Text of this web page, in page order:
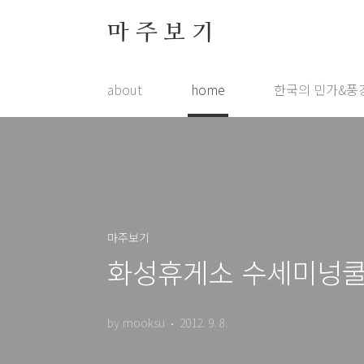
마 주 보 기
about home 한국의 민가&풍
마주보기
화성휴게소 수세미넝
by mooksu 2012. 9. 8.